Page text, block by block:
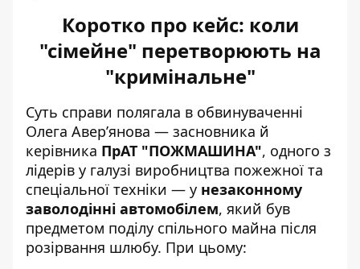
Коротко про кейс: коли
"сімейне" перетворюють на
"кримінальне"
Суть справи полягала в обвинуваченні
Олега Авер’янова — засновника й
керівника ПрАТ "ПОЖМАШИНА", одного з
лідерів у галузі виробництва пожежної та
спеціальної техніки — у незаконному
заволодінні автомобілем, який був
предметом поділу спільного майна після
розірвання шлюбу. При цьому: